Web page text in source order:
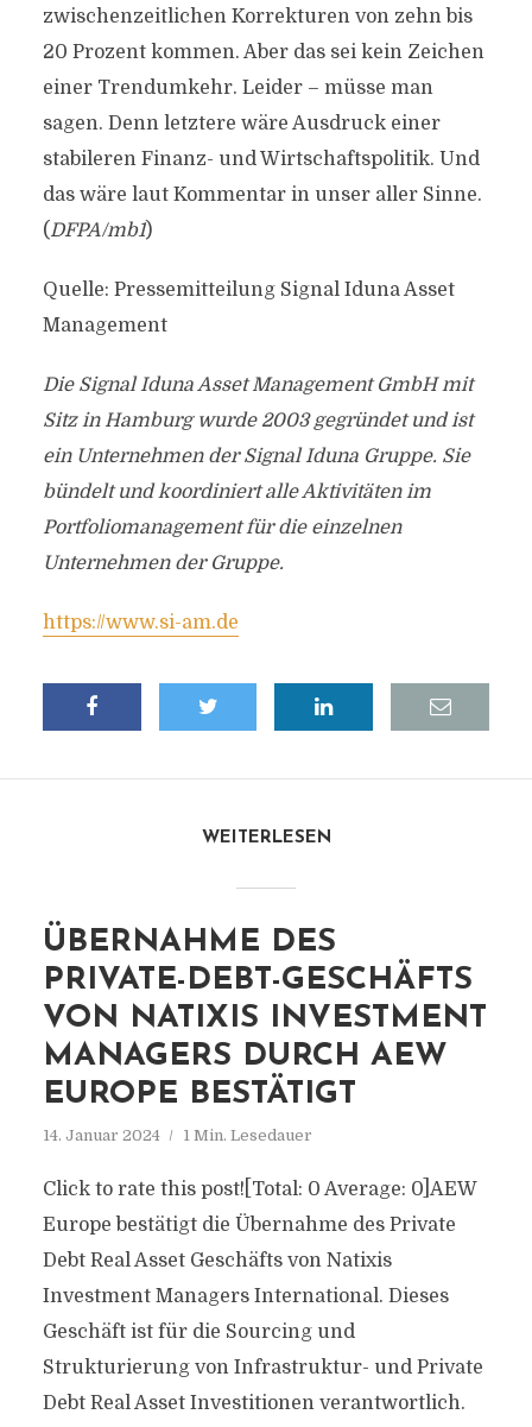
zwischenzeitlichen Korrekturen von zehn bis
20 Prozent kommen. Aber das sei kein Zeichen
einer Trendumkehr. Leider – müsse man
sagen. Denn letztere wäre Ausdruck einer
stabileren Finanz- und Wirtschaftspolitik. Und
das wäre laut Kommentar in unser aller Sinne.
(DFPA/mb1)
Quelle: Pressemitteilung Signal Iduna Asset
Management
Die Signal Iduna Asset Management GmbH mit
Sitz in Hamburg wurde 2003 gegründet und ist
ein Unternehmen der Signal Iduna Gruppe. Sie
bündelt und koordiniert alle Aktivitäten im
Portfoliomanagement für die einzelnen
Unternehmen der Gruppe.
https://www.si-am.de
WEITERLESEN
ÜBERNAHME DES
PRIVATE-DEBT-GESCHÄFTS
VON NATIXIS INVESTMENT
MANAGERS DURCH AEW
EUROPE BESTÄTIGT
14. Januar 2024 1 Min. Lesedauer
Click to rate this post![Total: 0 Average: 0]AEW
Europe bestätigt die Übernahme des Private
Debt Real Asset Geschäfts von Natixis
Investment Managers International. Dieses
Geschäft ist für die Sourcing und
Strukturierung von Infrastruktur- und Private
Debt Real Asset Investitionen verantwortlich.